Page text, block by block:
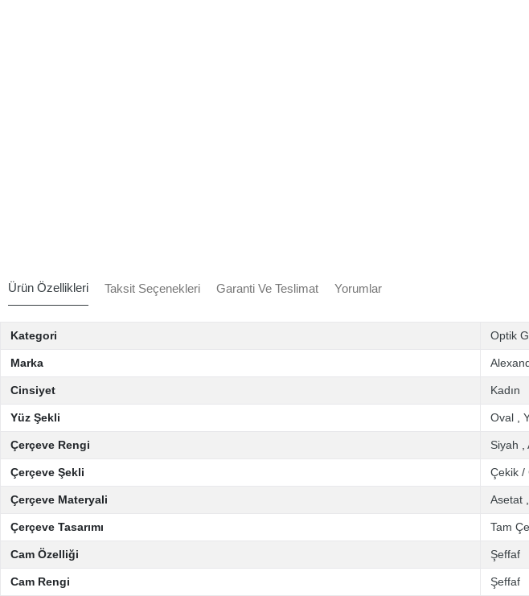
Ürün Özellikleri Taksit Seçenekleri Garanti Ve Teslimat Yorumlar
Kategori Optik
Marka
Cinsiyet Kadın
Yüz Şekli Oval
Çerçeve Rengi Siyah
Çerçeve Şekli Çekik /
Çerçeve Materyali Asetat
Çerçeve Tasarımı Tam
Cam Özelliği Şeffaf
Cam Rengi Şeffaf